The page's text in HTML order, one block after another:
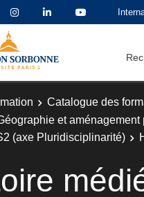
Catalogue des
et
(axe Pluridisciplinarité)